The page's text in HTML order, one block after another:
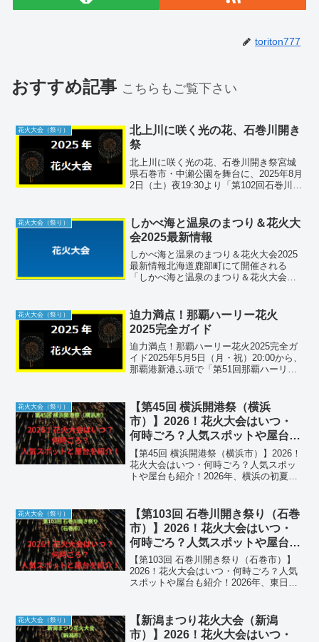
toriton777
おすすめ記事 こちらもご覧下さい
花火大会（祭り）
北上川に咲く光の花、石巻川開き
祭
北上川に咲く光の花、石巻川開き祭宮城
県石巻市・中瀬公園を舞台に、2025年8月
2日（土）夜19:30より「第102回石巻川開
を彩る。家族連れも楽しめる有料席も完
備...
花火大会（祭り）
しかべ海と温泉のまつり＆花火大
会2025最新情報
しかべ海と温泉のまつり＆花火大会2025
最新情報北海道鹿部町にて開催される
「しかべ海と温泉のまつり＆花火大会
イベントを詳しく紹介します。① 会場の
詳細（施設名・住所...
花火大会（祭り）
迫力満点！那覇ハーリー花火
2025完全ガイド
迫力満点！那覇ハーリー花火2025完全ガ
イド2025年5月5日（月・祝）20:00から、
那覇港新港ふ頭で「第51回那覇ハーリ
空を彩る本イベントを、アクセスや無料
観...
花火大会（祭り）
【第45回 横浜開港祭（横浜
市）】2026！花火大会はいつ・
何時ごろ？人気スポットや屋台も
紹介！
【第45回 横浜開港祭（横浜市）】2026！
花火大会はいつ・何時ごろ？人気スポッ
トや屋台も紹介！2026年、横浜の初夏を
ベントのフィナーレを飾るのが、夜空と
港を鮮や...
花火大会（祭り）
【第103回 石巻川開き祭り（石巻
市）】2026！花火大会はいつ・
何時ごろ？人気スポットや屋台も
紹介！
【第103回 石巻川開き祭り（石巻市）】
2026！花火大会はいつ・何時ごろ？人気
スポットや屋台も紹介！2026年、東日本
り」が開催されます。旧北上川を舞台に
繰り...
花火大会（祭り）
【新潟まつり花火大会（新潟
市）】2026！花火大会はいつ・